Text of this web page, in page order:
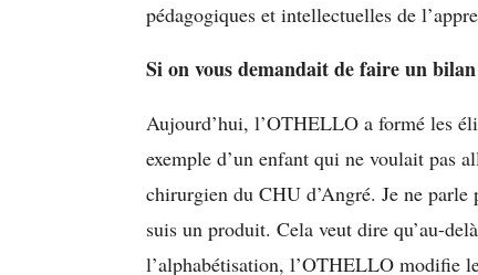
pédagogiques et intellectuelles de
Si on vous demandait de faire un
Aujourd’hui, l’OTHELLO a formé les
exemple d’un enfant qui ne voulait pas
chirurgien du CHU d’Angré. Je ne parle
suis un produit. Cela veut dire qu’au-
l’alphabétisation, l’OTHELLO modifie